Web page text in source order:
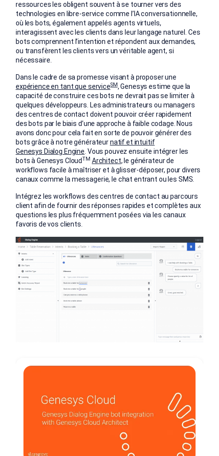
ressources les obligent souvent à se tourner vers des
technologies en libre-service comme l’IA conversationnelle,
où les bots, également appelés agents virtuels,
interagissent avec les clients dans leur langage naturel. Ces
bots comprennent l’intention et répondent aux demandes,
ou transfèrent les clients vers un véritable agent, si
nécessaire.
Dans le cadre de sa promesse visant à proposer une
expérience en tant que serviceSM, Genesys estime que la
capacité de construire ces bots ne devrait pas se limiter à
quelques développeurs. Les administrateurs ou managers
des centres de contact doivent pouvoir créer rapidement
des bots par le biais d’une approche à faible codage. Nous
avons donc pour cela fait en sorte de pouvoir générer des
bots grâce à notre générateurnatif et intuitif
Genesys Dialog Engine. Vous pouvez ensuite intégrer les
bots à Genesys CloudTM Architect, le générateur de
workflows facile à maîtriser et à glisser-déposer, pour divers
canaux comme la messagerie, le chat entrant ou les SMS.
Intégrez les workflows des centres de contact au parcours
client afin de fournir des réponses rapides et complètes aux
questions les plus fréquemment posées via les canaux
favoris de vos clients.